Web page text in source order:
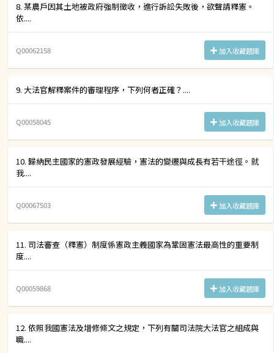
8. 某農戶因其土地被政府強制徵收，進行訴訟失敗後，欲聲請釋憲。
依....
Q00062158 加入收藏題庫
9. 大法官解釋案件的審理程序，下列何者正確？....
Q00058045 加入收藏題庫
10. 歸納民主國家的憲政發展經驗，憲法的變遷與成長有若干途徑。就
我....
Q00067503 加入收藏題庫
11. 司法審查（釋憲）制度係憲政主義國家為鞏固憲法最高性的重要制
度....
Q00059868 加入收藏題庫
12. 依照我國憲法及增修條文之規定，下列有關司法院大法官之組成與
職....